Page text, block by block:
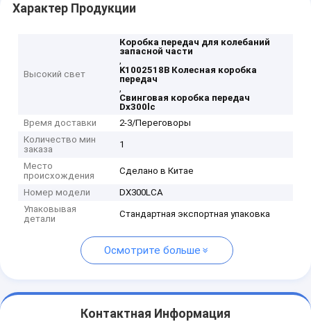
Характер Продукции
Высокий свет
Коробка передач для колебаний
запасной части
,
K1002518B Колесная коробка
передач
,
Свинговая коробка передач
Dx300lc
Время доставки
2-3/Переговоры
Количество мин
заказа
1
Место
происхождения
Сделано в Китае
Номер модели
DX300LCA
Упаковывая
детали
Стандартная экспортная упаковка
Осмотрите больше
Контактная Информация